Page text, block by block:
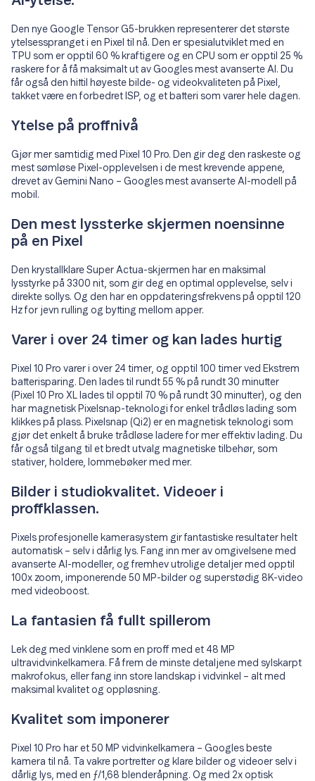
Den nye Google Tensor G5-brukken representerer det største
ytelsesspranget i en Pixel til nå. Den er spesialutviklet med en
TPU som er opptil 60 % kraftigere og en CPU som er opptil 25 %
raskere for å få maksimalt ut av Googles mest avanserte AI. Du
får også den hittil høyeste bilde- og videokvaliteten på Pixel,
takket være en forbedret ISP, og et batteri som varer hele dagen.
Ytelse på proffnivå
Gjør mer samtidig med Pixel 10 Pro. Den gir deg den raskeste og
mest sømløse Pixel-opplevelsen i de mest krevende appene,
drevet av Gemini Nano – Googles mest avanserte AI-modell på
mobil.
Den mest lyssterke skjermen noensinne
på en Pixel
Den krystallklare Super Actua-skjermen har en maksimal
lysstyrke på 3300 nit, som gir deg en optimal opplevelse, selv i
direkte sollys. Og den har en oppdateringsfrekvens på opptil 120
Hz for jevn rulling og bytting mellom apper.
Varer i over 24 timer og kan lades hurtig
Pixel 10 Pro varer i over 24 timer, og opptil 100 timer ved Ekstrem
batterisparing. Den lades til rundt 55 % på rundt 30 minutter
(Pixel 10 Pro XL lades til opptil 70 % på rundt 30 minutter), og den
har magnetisk Pixelsnap-teknologi for enkel trådløs lading som
klikkes på plass. Pixelsnap (Qi2) er en magnetisk teknologi som
gjør det enkelt å bruke trådløse ladere for mer effektiv lading. Du
får også tilgang til et bredt utvalg magnetiske tilbehør, som
stativer, holdere, lommebøker med mer.
Bilder i studiokvalitet. Videoer i
proffklassen.
Pixels profesjonelle kamerasystem gir fantastiske resultater helt
automatisk – selv i dårlig lys. Fang inn mer av omgivelsene med
avanserte AI-modeller, og fremhev utrolige detaljer med opptil
100x zoom, imponerende 50 MP-bilder og superstødig 8K-video
med videoboost.
La fantasien få fullt spillerom
Lek deg med vinklene som en proff med et 48 MP
ultravidvinkelkamera. Få frem de minste detaljene med sylskarpt
makrofokus, eller fang inn store landskap i vidvinkel – alt med
maksimal kvalitet og oppløsning.
Kvalitet som imponerer
Pixel 10 Pro har et 50 MP vidvinkelkamera – Googles beste
kamera til nå. Ta vakre portretter og klare bilder og videoer selv i
dårlig lys, med en ƒ/1,68 blenderåpning. Og med 2x optisk